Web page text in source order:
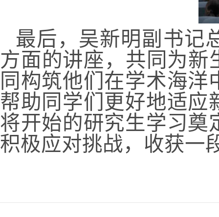
最后，吴新明副书记
方面的讲座，共同为新
同构筑他们在学术海
帮助同学们更好地适应
将开始的研究生学习奠
积极应对挑战，收获一